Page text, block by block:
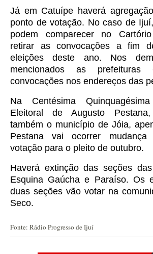
Já em Catuípe haverá
ponto de votação. No caso de
podem comparecer no
retirar as convocações a fim
eleições deste ano. Nos
mencionados as prefeituras
convocações nos endereços das
Na Centésima
Eleitoral de Augusto
também o município de Jóia,
Pestana vai ocorrer
votação para o pleito de outubro.
Haverá extinção das seções
Esquina Gaúcha e Paraíso. Os
duas seções vão votar na
Seco.
Fonte: Rádio Progresso de Ijuí